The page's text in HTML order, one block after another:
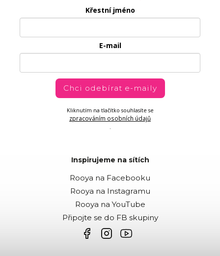
Křestní jméno
E-mail
Chci odebírat e-maily
Kliknutím na tlačítko souhlasíte se
zpracováním osobních údajů
.
Inspirujeme na sítích
Rooya na Facebooku
Rooya na Instagramu
Rooya na YouTube
Připojte se do FB skupiny